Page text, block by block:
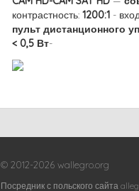
контрастность: 1200:1 -
пульт дистанционного
< 0,5 Вт-
© 2012-2026 wallegro.org
Посредник с польского сайта